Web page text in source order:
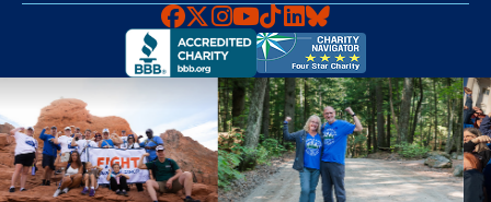
Faceboook
X Instagram
YouTube
TikTok
LinkedIn
Bluesky